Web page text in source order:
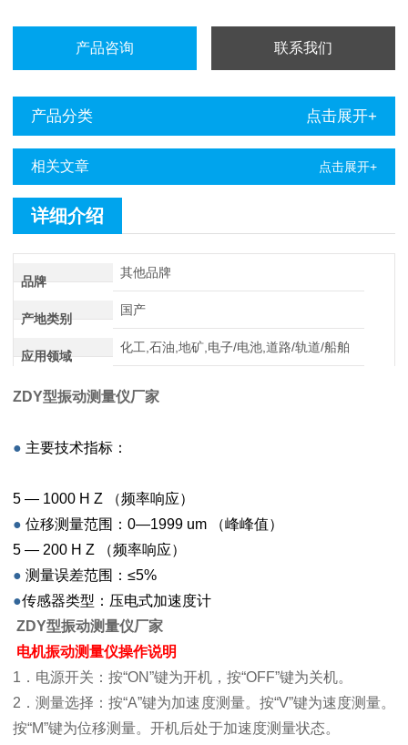
产品咨询 联系我们
产品分类 点击展开+
相关文章 点击展开+
详细介绍
品牌
其他品牌
产地类别
国产
应用领域
化工,石油,地矿,电子/电池,道路/轨道/船舶
ZDY型振动测量仪厂家
● 主要技术指标：
5 — 1000 H Z （频率响应）
● 位移测量范围：0—1999 um （峰峰值）
5 — 200 H Z （频率响应）
● 测量误差范围：≤5%
●传感器类型：压电式加速度计
ZDY型振动测量仪厂家
电机振动测量仪操作说明
1．电源开关：按“ON”键为开机，按“OFF”键为关机。
2．测量选择：按“A”键为加速度测量。按“V”键为速度测量。
按“M”键为位移测量。开机后处于加速度测量状态。